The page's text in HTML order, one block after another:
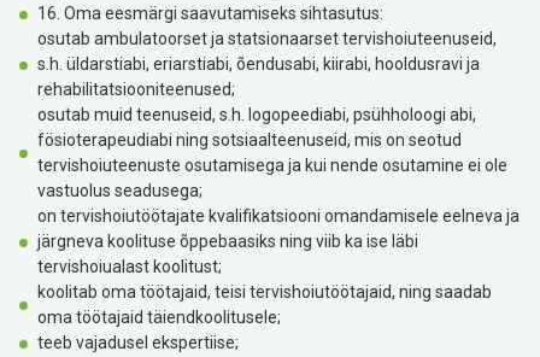
16. Oma eesmärgi saavutamiseks sihtasutus:
osutab ambulatoorset ja statsionaarset tervishoiuteenuseid,
s.h. üldarstiabi, eriarstiabi, õendusabi, kiirabi, hooldusravi ja
rehabilitatsiooniteenused;
osutab muid teenuseid, s.h. logopeediabi, psühholoogi abi,
fösioterapeudiabi ning sotsiaalteenuseid, mis on seotud
tervishoiuteenuste osutamisega ja kui nende osutamine ei ole
vastuolus seadusega;
on tervishoiutöötajate kvalifikatsiooni omandamisele eelneva ja
järgneva koolituse õppebaasiks ning viib ka ise läbi
tervishoiualast koolitust;
koolitab oma töötajaid, teisi tervishoiutöötajaid, ning saadab
oma töötajaid täiendkoolitusele;
teeb vajadusel ekspertiise;